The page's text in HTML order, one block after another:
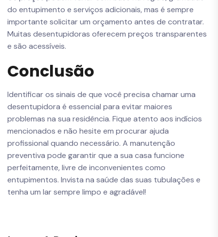
do entupimento e serviços adicionais, mas é sempre
importante solicitar um orçamento antes de contratar.
Muitas desentupidoras oferecem preços transparentes
e são acessíveis.
Conclusão
Identificar os sinais de que você precisa chamar uma
desentupidora é essencial para evitar maiores
problemas na sua residência. Fique atento aos indícios
mencionados e não hesite em procurar ajuda
profissional quando necessário. A manutenção
preventiva pode garantir que a sua casa funcione
perfeitamente, livre de inconvenientes como
entupimentos. Invista na saúde das suas tubulações e
tenha um lar sempre limpo e agradável!